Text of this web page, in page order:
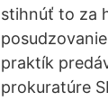
stihnúť to za
praktík
prokuratúre